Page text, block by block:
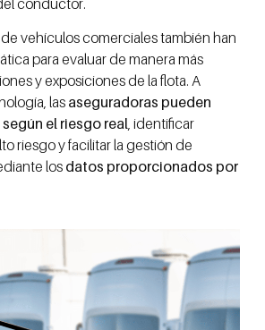
vehículos comerciales también han
para evaluar de manera más
y exposiciones de la flota. A
las aseguradoras pueden
el riesgo real, identificar
riesgo y facilitar la gestión de
los datos proporcionados por